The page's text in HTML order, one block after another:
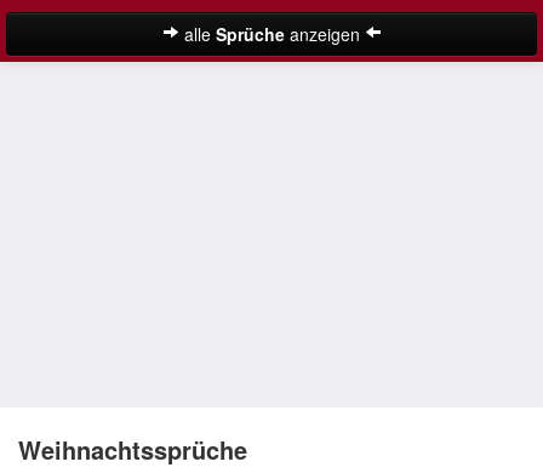
alle Sprücheanzeigen
Nikolaus Sprüche
Weihnachtssprüche